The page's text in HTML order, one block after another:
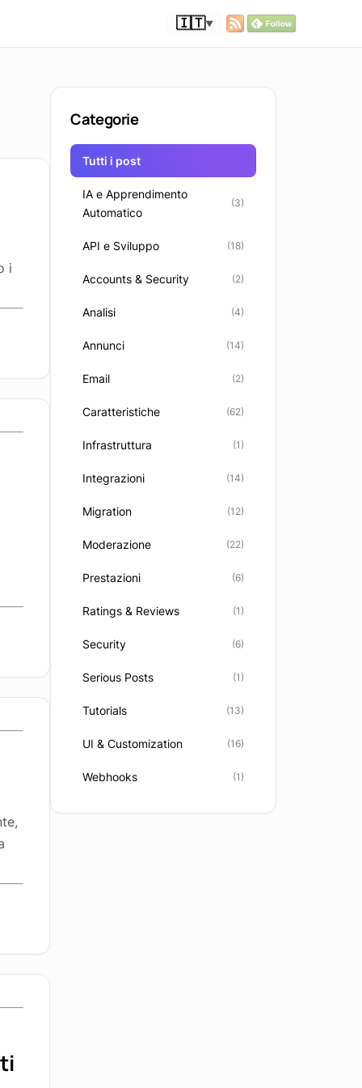
🇮🇹▼
i
Categorie
Tutti i post
IA e Apprendimento
Automatico
(3)
API e Sviluppo (18)
Accounts & Security (2)
Analisi (4)
Annunci (14)
Email (2)
Caratteristiche (62)
Infrastruttura (1)
Integrazioni (14)
Migration (12)
Moderazione (22)
Prestazioni (6)
Ratings & Reviews (1)
Security (6)
Serious Posts (1)
Tutorials (13)
UI & Customization (16)
Webhooks (1)